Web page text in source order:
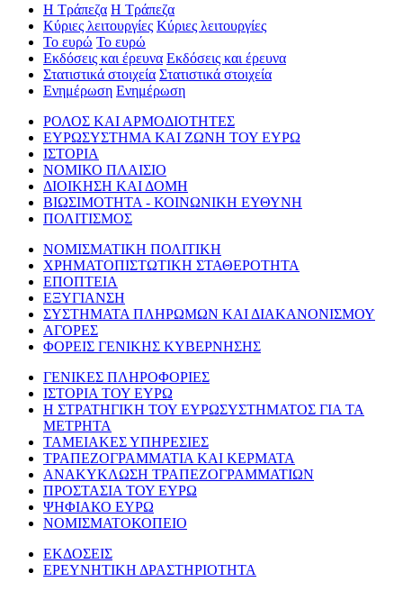
Η Τράπεζα Η Τράπεζα
Κύριες λειτουργίες Κύριες λειτουργίες
Το ευρώ Το ευρώ
Εκδόσεις και έρευνα Εκδόσεις και έρευνα
Στατιστικά στοιχεία Στατιστικά στοιχεία
Ενημέρωση Ενημέρωση
ΡΟΛΟΣ ΚΑΙ ΑΡΜΟΔΙΟΤΗΤΕΣ
ΕΥΡΩΣΥΣΤΗΜΑ ΚΑΙ ΖΩΝΗ ΤΟΥ ΕΥΡΩ
ΙΣΤΟΡΙΑ
ΝΟΜΙΚΟ ΠΛΑΙΣΙΟ
ΔΙΟΙΚΗΣΗ ΚΑΙ ΔΟΜΗ
ΒΙΩΣΙΜΟΤΗΤΑ - ΚΟΙΝΩΝΙΚΗ ΕΥΘΥΝΗ
ΠΟΛΙΤΙΣΜΟΣ
ΝΟΜΙΣΜΑΤΙΚΗ ΠΟΛΙΤΙΚΗ
ΧΡΗΜΑΤΟΠΙΣΤΩΤΙΚΗ ΣΤΑΘΕΡΟΤΗΤΑ
ΕΠΟΠΤΕΙΑ
ΕΞΥΓΙΑΝΣΗ
ΣΥΣΤΗΜΑΤΑ ΠΛΗΡΩΜΩΝ ΚΑΙ ΔΙΑΚΑΝΟΝΙΣΜΟΥ
ΑΓΟΡΕΣ
ΦΟΡΕΙΣ ΓΕΝΙΚΗΣ ΚΥΒΕΡΝΗΣΗΣ
ΓΕΝΙΚΕΣ ΠΛΗΡΟΦΟΡΙΕΣ
ΙΣΤΟΡΙΑ ΤΟΥ ΕΥΡΩ
Η ΣΤΡΑΤΗΓΙΚΗ ΤΟΥ ΕΥΡΩΣΥΣΤΗΜΑΤΟΣ ΓΙΑ ΤΑ
ΜΕΤΡΗΤΑ
ΤΑΜΕΙΑΚΕΣ ΥΠΗΡΕΣΙΕΣ
ΤΡΑΠΕΖΟΓΡΑΜΜΑΤΙΑ ΚΑΙ ΚΕΡΜΑΤΑ
ΑΝΑΚΥΚΛΩΣΗ ΤΡΑΠΕΖΟΓΡΑΜΜΑΤΙΩΝ
ΠΡΟΣΤΑΣΙΑ ΤΟΥ ΕΥΡΩ
ΨΗΦΙΑΚΟ ΕΥΡΩ
ΝΟΜΙΣΜΑΤΟΚΟΠΕΙΟ
ΕΚΔΟΣΕΙΣ
ΕΡΕΥΝΗΤΙΚΗ ΔΡΑΣΤΗΡΙΟΤΗΤΑ